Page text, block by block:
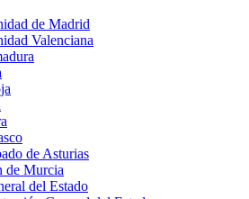
de Madrid
Valenciana
de Asturias
de Murcia
del Estado